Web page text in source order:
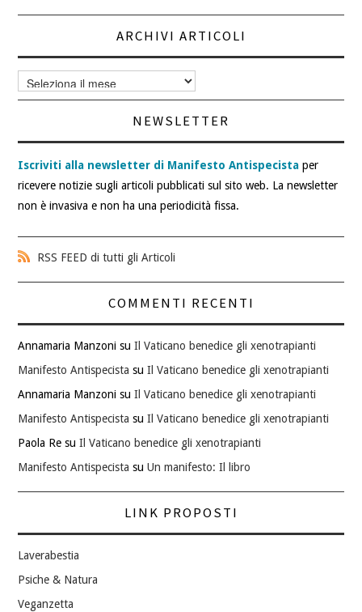
ARCHIVI ARTICOLI
Archivi
articoli
NEWSLETTER
Iscriviti alla newsletter di Manifesto Antispecista per
ricevere notizie sugli articoli pubblicati sul sito web. La newsletter
non è invasiva e non ha una periodicità fissa.
RSS FEED di tutti gli Articoli
COMMENTI RECENTI
Annamaria Manzoni suIl Vaticano benedice gli xenotrapianti
Manifesto Antispecista suIl Vaticano benedice gli xenotrapianti
Annamaria Manzoni suIl Vaticano benedice gli xenotrapianti
Manifesto Antispecista suIl Vaticano benedice gli xenotrapianti
Paola Re suIl Vaticano benedice gli xenotrapianti
Manifesto Antispecista suUn manifesto: Il libro
LINK PROPOSTI
Laverabestia
Psiche & Natura
Veganzetta